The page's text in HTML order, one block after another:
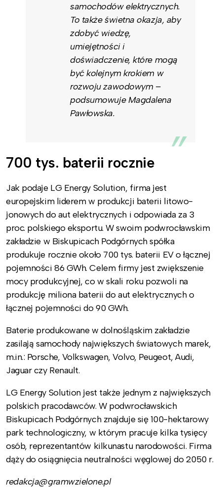
samochodów elektrycznych.
To także świetna okazja, aby
zdobyć wiedzę,
umiejętności i
doświadczenie, które mogą
być kolejnym krokiem w
rozwoju zawodowym –
podsumowuje Magdalena
Pawłowska.
700 tys. baterii rocznie
Jak podaje LG Energy Solution, firma jest
europejskim liderem w produkcji baterii litowo-
jonowych do aut elektrycznych i odpowiada za 3
proc. polskiego eksportu. W swoim podwrocławskim
zakładzie w Biskupicach Podgórnych spółka
produkuje rocznie około 700 tys. baterii EV o łącznej
pojemności 86 GWh. Celem firmy jest zwiększenie
mocy produkcyjnej, co w skali roku pozwoli na
produkcję miliona baterii do aut elektrycznych o
łącznej pojemności do 90 GWh.
Baterie produkowane w dolnośląskim zakładzie
zasilają samochody największych światowych marek,
m.in.: Porsche, Volkswagen, Volvo, Peugeot, Audi,
Jaguar czy Renault.
LG Energy Solution jest także jednym z największych
polskich pracodawców. W podwrocławskich
Biskupicach Podgórnych znajduje się 100-hektarowy
park technologiczny, w którym pracuje kilka tysięcy
osób, reprezentantów kilkunastu narodowości. Firma
dąży do osiągnięcia neutralności węglowej do 2050 r.
redakcja@gramwzielone.pl